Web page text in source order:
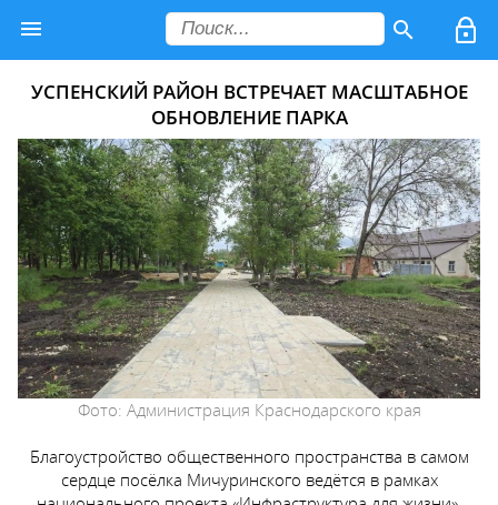
УСПЕНСКИЙ РАЙОН ВСТРЕЧАЕТ МАСШТАБНОЕ
ОБНОВЛЕНИЕ ПАРКА
Фото: Администрация Краснодарского края
Благоустройство общественного пространства в самом
сердце посёлка Мичуринского ведётся в рамках